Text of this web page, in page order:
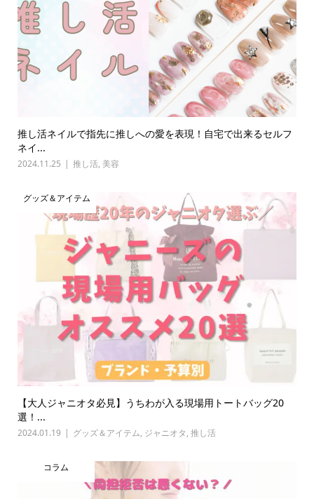
推し活ネイルで指先に推しへの愛を表現！自宅で出来るセルフ
ネイ...
2024.11.25 推し活, 美容
グッズ＆アイテム
【大人ジャニオタ必見】うちわが入る現場用トートバッグ20
選！...
2024.01.19 グッズ＆アイテム, ジャニオタ, 推し活
コラム